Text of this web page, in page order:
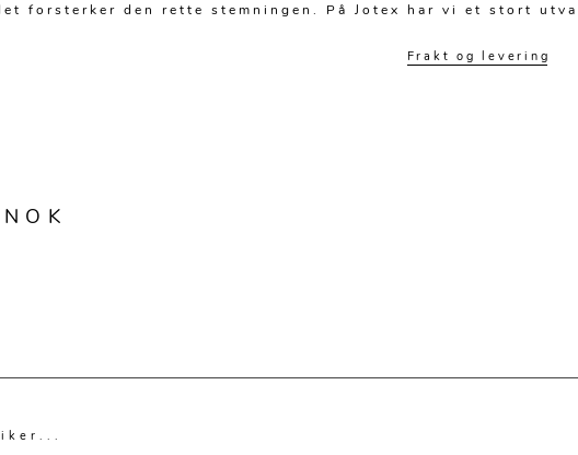
forsterker den rette stemningen. På Jotex har vi et stort
Frakt og levering